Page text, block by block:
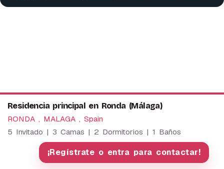
Residencia principal en Ronda (Málaga)
RONDA , MALAGA , Spain
5 Invitado | 3 Camas | 2 Dormitorios | 1 Baños
¡Regístrate o entra para contactar!
We use cookies to provide our services. By using this